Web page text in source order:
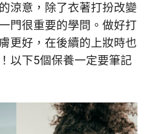
涼意，除了衣著打扮改變
門很重要的學問。做好打
更好，在後續的上妝時也
以下5個保養一定要筆記